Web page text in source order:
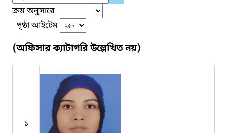
ক্রম অনুসারে
পৃষ্ঠা আইটেম
(অফিসার ক্যাটাগরি উল্লেখিত নয়)
১